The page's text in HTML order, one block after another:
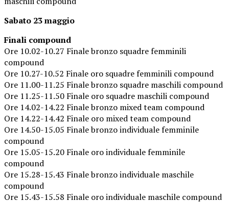
Sabato 23 maggio
Finali compound
Ore 10.02-10.27 Finale bronzo squadre femminili
compound
Ore 10.27-10.52 Finale oro squadre femminili compound
Ore 11.00-11.25 Finale bronzo squadre maschili compound
Ore 11.25-11.50 Finale oro squadre maschili compound
Ore 14.02-14.22 Finale bronzo mixed team compound
Ore 14.22-14.42 Finale oro mixed team compound
Ore 14.50-15.05 Finale bronzo individuale femminile
compound
Ore 15.05-15.20 Finale oro individuale femminile
compound
Ore 15.28-15.43 Finale bronzo individuale maschile
compound
Ore 15.43-15.58 Finale oro individuale maschile compound